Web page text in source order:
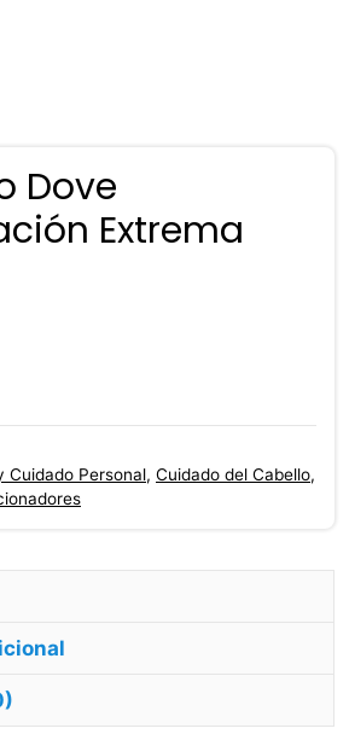
Dove
Extrema
Cuidado Personal, Cuidado del Cabello,